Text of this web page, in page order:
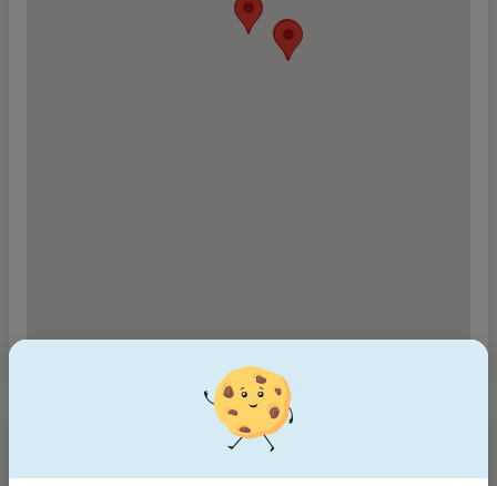
Über das Unternehmen